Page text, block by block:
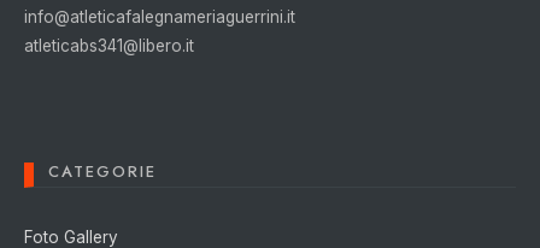
info@atleticafalegnameriaguerrini.it
atleticabs341@libero.it
CATEGORIE
Foto Gallery